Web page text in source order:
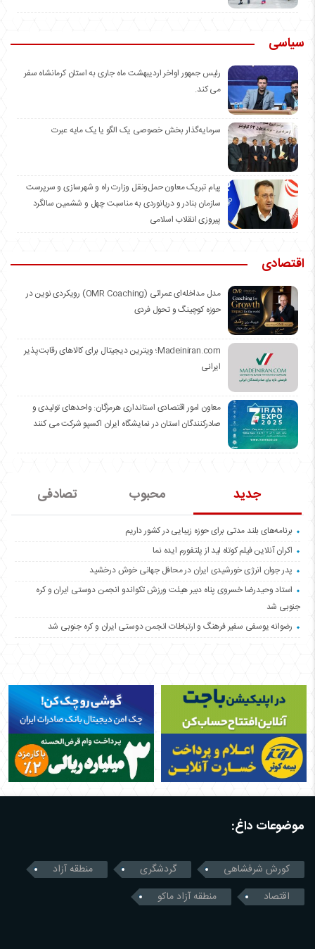
سیاسی
رئیس جمهور اواخر اردیبهشت ماه جاری به استان کرمانشاه سفر
می کند.
سرمایه‌گذار بخش خصوصی یک الگو یا یک مایه عبرت
️پیام تبریک معاون حمل‌ونقل وزارت راه و شهرسازی و سرپرست
سازمان بنادر و دریانوردی به مناسبت چهل و ششمین سالگرد
پیروزی انقلاب اسلامی
اقتصادی
مدل مداخله‌ای عمرائی (OMR Coaching) رویکردی نوین در
حوزه کوچینگ و تحول فردی
Madeiniran.com؛ ویترین دیجیتال برای کالاهای رقابت‌پذیر
ایرانی
معاون امور اقتصادی استانداری هرمزگان: واحدهای تولیدی و
صادرکنندگان استان در نمایشگاه ایران اکسپو شرکت می کنند
جدید محبوب تصادفی
برنامه‌های بلند مدتی برای حوزه زیبایی در کشور داریم
اکران آنلاین فیلم کوتاه لید از پلتفورم ایده نما
پدر جوان انرژی خورشیدی ایران در محافل جهانی خوش درخشید
استاد وحیدرضا خسروی پناه دبیر هیئت ورزش تکواندو انجمن دوستی ایران و کره
جنوبی شد
رضوانه یوسفی سفیر فرهنگ و ارتباطات انجمن دوستی ایران و کره جنوبی شد
موضوعات داغ:
کورش شرفشاهی گردشگری
منطقه آزاد
اقتصاد
منطقه آزاد ماکو